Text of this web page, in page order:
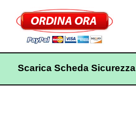
Scarica Scheda Sicurezza